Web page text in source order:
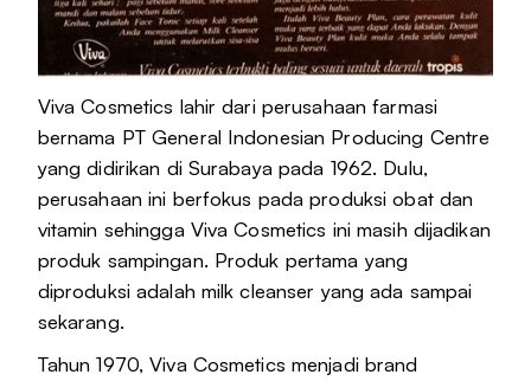
Viva Cosmetics lahir dari perusahaan farmasi
bernama PT General Indonesian Producing Centre
yang didirikan di Surabaya pada 1962. Dulu,
perusahaan ini berfokus pada produksi obat dan
vitamin sehingga Viva Cosmetics ini masih dijadikan
produk sampingan. Produk pertama yang
diproduksi adalah milk cleanser yang ada sampai
sekarang.
Tahun 1970, Viva Cosmetics menjadi brand